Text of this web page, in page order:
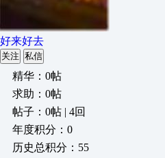
好来好去
关注 私信
精华：0帖
求助：0帖
帖子：0帖 | 4回
年度积分：0
历史总积分：55